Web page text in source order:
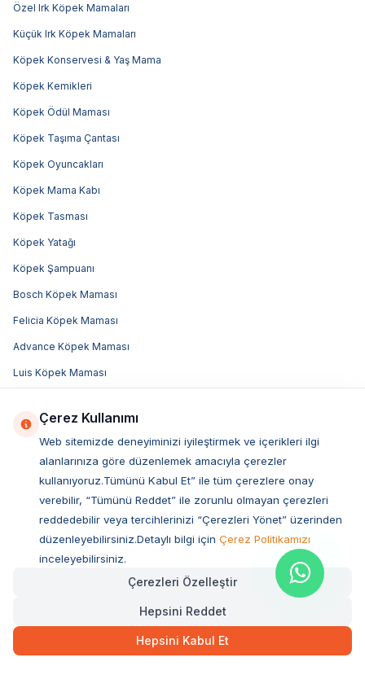
Özel Irk Köpek Mamaları
Küçük Irk Köpek Mamaları
Köpek Konservesi & Yaş Mama
Köpek Kemikleri
Köpek Ödül Maması
Köpek Taşıma Çantası
Köpek Oyuncakları
Köpek Mama Kabı
Köpek Tasması
Köpek Yatağı
Köpek Şampuanı
Bosch Köpek Maması
Felicia Köpek Maması
Advance Köpek Maması
Luis Köpek Maması
Bozita Köpek Maması
Royal Canin Köpek Maması
Hill's Köpek Maması
Pro Plan Köpek Maması
N&D Köpek Maması
Çerez Kullanımı
Web sitemizde deneyiminizi iyileştirmek ve içerikleri ilgi
alanlarınıza göre düzenlemek amacıyla çerezler
kullanıyoruz.Tümünü Kabul Et” ile tüm çerezlere onay
verebilir, “Tümünü Reddet” ile zorunlu olmayan çerezleri
reddedebilir veya tercihlerinizi “Çerezleri Yönet” üzerinden
düzenleyebilirsiniz.Detaylı bilgi için Çerez Politikamızı
inceleyebilirsiniz.
Çerezleri Özelleştir
Hepsini Reddet
Hepsini Kabul Et